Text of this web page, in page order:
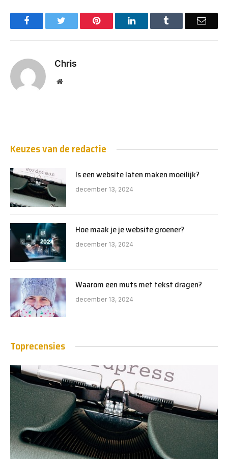
Facebook Pinterest LinkedIn Email
Chris
Website
Keuzes van de redactie
Is een website laten maken moeilijk?
december 13, 2024
Hoe maak je je website groener?
december 13, 2024
Waarom een muts met tekst dragen?
december 13, 2024
Toprecensies